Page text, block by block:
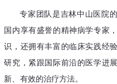
专家团队是吉林中山医院
国内享有盛誉的精神病学专家
识，还拥有丰富的临床实践经
研究，紧跟国际前沿的医学进
新、有效的治疗方法。